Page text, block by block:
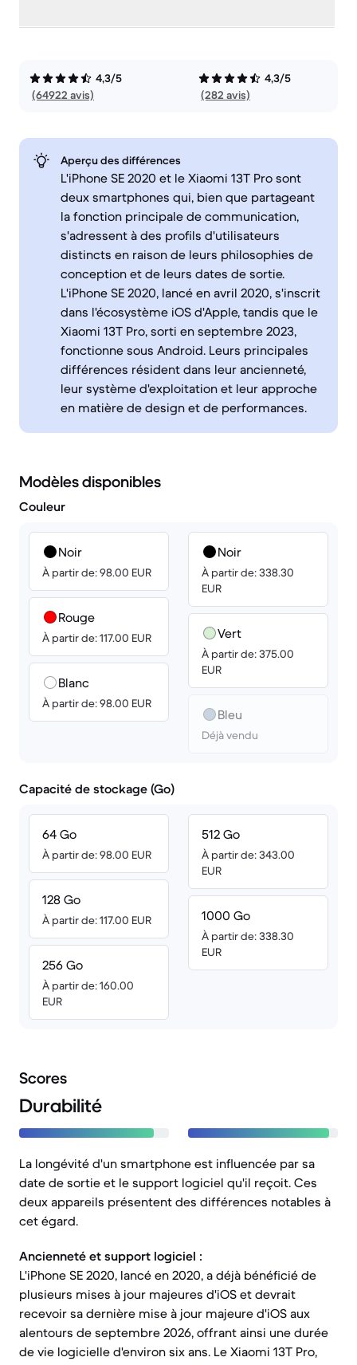
4,3/5
(64922 avis)
4,3/5
(282 avis)
Aperçu des différences
L'iPhone SE 2020 et le Xiaomi 13T Pro sont
deux smartphones qui, bien que partageant
la fonction principale de communication,
s'adressent à des profils d'utilisateurs
distincts en raison de leurs philosophies de
conception et de leurs dates de sortie.
L'iPhone SE 2020, lancé en avril 2020, s'inscrit
dans l'écosystème iOS d'Apple, tandis que le
Xiaomi 13T Pro, sorti en septembre 2023,
fonctionne sous Android. Leurs principales
différences résident dans leur ancienneté,
leur système d'exploitation et leur approche
en matière de design et de performances.
Modèles disponibles
Couleur
Noir
À partir de: 98.00 EUR
Rouge
À partir de: 117.00 EUR
Blanc
À partir de: 98.00 EUR
Noir
À partir de: 338.30
EUR
Vert
À partir de: 375.00
EUR
Bleu
Déjà vendu
Capacité de stockage (Go)
64 Go
À partir de: 98.00 EUR
128 Go
À partir de: 117.00 EUR
256 Go
À partir de: 160.00
EUR
512 Go
À partir de: 343.00
EUR
1000 Go
À partir de: 338.30
EUR
Scores
Durabilité
La longévité d'un smartphone est influencée par sa
date de sortie et le support logiciel qu'il reçoit. Ces
deux appareils présentent des différences notables à
cet égard.
Ancienneté et support logiciel :
L'iPhone SE 2020, lancé en 2020, a déjà bénéficié de
plusieurs mises à jour majeures d'iOS et devrait
recevoir sa dernière mise à jour majeure d'iOS aux
alentours de septembre 2026, offrant ainsi une durée
de vie logicielle d'environ six ans. Le Xiaomi 13T Pro,